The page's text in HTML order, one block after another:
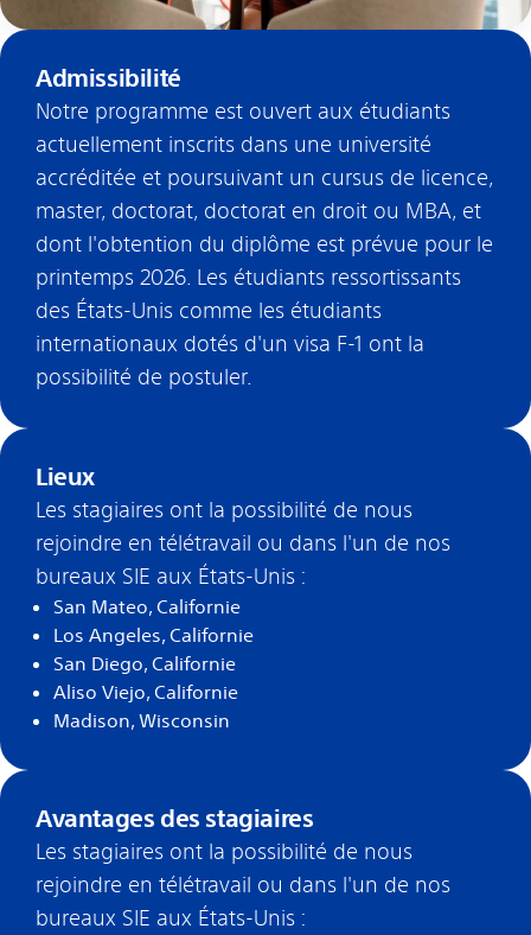
Admissibilité
Notre programme est ouvert aux étudiants
actuellement inscrits dans une université
accréditée et poursuivant un cursus de licence,
master, doctorat, doctorat en droit ou MBA, et
dont l'obtention du diplôme est prévue pour le
printemps 2026. Les étudiants ressortissants
des États-Unis comme les étudiants
internationaux dotés d'un visa F-1 ont la
possibilité de postuler.
Lieux
Les stagiaires ont la possibilité de nous
rejoindre en télétravail ou dans l'un de nos
bureaux SIE aux États-Unis :
San Mateo, Californie
Los Angeles, Californie
San Diego, Californie
Aliso Viejo, Californie
Madison, Wisconsin
Avantages des stagiaires
Les stagiaires ont la possibilité de nous
rejoindre en télétravail ou dans l'un de nos
bureaux SIE aux États-Unis :